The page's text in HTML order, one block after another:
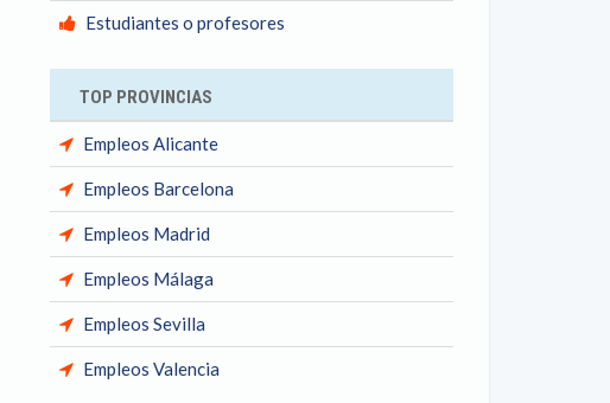
Estudiantes o profesores
TOP PROVINCIAS
Empleos Alicante
Empleos Barcelona
Empleos Madrid
Empleos Málaga
Empleos Sevilla
Empleos Valencia